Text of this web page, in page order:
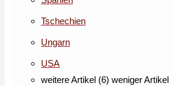
Tschechien
Ungarn
USA
weitere Artikel (6) weniger Artikel